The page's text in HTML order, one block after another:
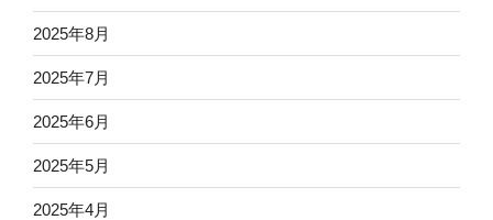
2025年8月
2025年7月
2025年6月
2025年5月
2025年4月